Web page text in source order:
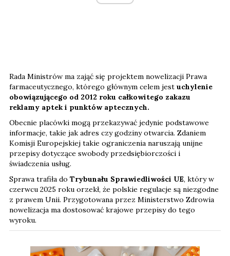
Rada Ministrów ma zająć się projektem nowelizacji Prawa
farmaceutycznego, którego głównym celem jest uchylenie
obowiązującego od 2012 roku całkowitego zakazu
reklamy aptek i punktów aptecznych.
Obecnie placówki mogą przekazywać jedynie podstawowe
informacje, takie jak adres czy godziny otwarcia. Zdaniem
Komisji Europejskiej takie ograniczenia naruszają unijne
przepisy dotyczące swobody przedsiębiorczości i
świadczenia usług.
Sprawa trafiła do Trybunału Sprawiedliwości UE, który w
czerwcu 2025 roku orzekł, że polskie regulacje są niezgodne
z prawem Unii. Przygotowana przez Ministerstwo Zdrowia
nowelizacja ma dostosować krajowe przepisy do tego
wyroku.